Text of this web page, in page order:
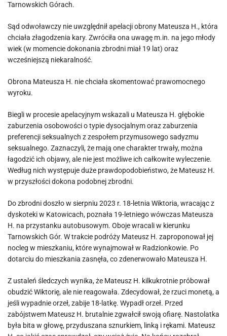
Tarnowskich Górach.
Sąd odwoławczy nie uwzględnił apelacji obrony Mateusza H., która
chciała złagodzenia kary. Zwróciła ona uwagę m.in. na jego młody
wiek (w momencie dokonania zbrodni miał 19 lat) oraz
wcześniejszą niekaralność.
Obrona Mateusza H. nie chciała skomentować prawomocnego
wyroku.
Biegli w procesie apelacyjnym wskazali u Mateusza H. głębokie
zaburzenia osobowości o typie dysocjalnym oraz zaburzenia
preferencji seksualnych z zespołem przymusowego sadyzmu
seksualnego. Zaznaczyli, że mają one charakter trwały, można
łagodzić ich objawy, ale nie jest możliwe ich całkowite wyleczenie.
Według nich występuje duże prawdopodobieństwo, że Mateusz H.
w przyszłości dokona podobnej zbrodni.
Do zbrodni doszło w sierpniu 2023 r. 18-letnia Wiktoria, wracając z
dyskoteki w Katowicach, poznała 19-letniego wówczas Mateusza
H. na przystanku autobusowym. Oboje wracali w kierunku
Tarnowskich Gór. W trakcie podróży Mateusz H. zaproponował jej
nocleg w mieszkaniu, które wynajmował w Radzionkowie. Po
dotarciu do mieszkania zasnęła, co zdenerwowało Mateusza H.
Z ustaleń śledczych wynika, że Mateusz H. kilkukrotnie próbował
obudzić Wiktorię, ale nie reagowała. Zdecydował, że rzuci monetą, a
jeśli wypadnie orzeł, zabije 18-latkę. Wypadł orzeł. Przed
zabójstwem Mateusz H. brutalnie zgwałcił swoją ofiarę. Nastolatka
była bita w głowę, przyduszana sznurkiem, linką i rękami. Mateusz